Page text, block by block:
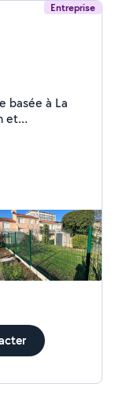
Entreprise
basée à La
et
notre
des